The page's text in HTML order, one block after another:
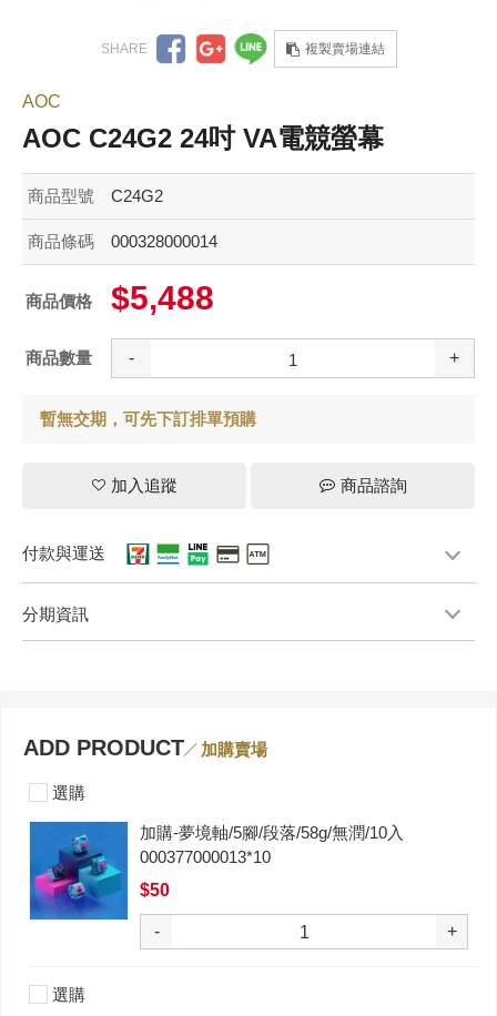
複製賣場連結
AOC
AOC C24G2 24吋 VA電競螢幕
商品型號 C24G2
商品條碼 000328000014
商品價格 $5,488
商品數量 - +
暫無交期，可先下訂排單預購
加入追蹤 商品諮詢
付款與運送
分期資訊
ADD PRODUCT 加購賣場
選購
加購-夢境軸/5腳/段落/58g/無潤/10入
000377000013*10
$50
- +
選購